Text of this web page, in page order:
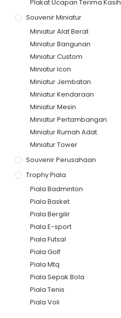
Plakat Ucapan Terima Kasih
Souvenir Miniatur
Miniatur Alat Berat
Miniatur Bangunan
Miniatur Custom
Miniatur Icon
Miniatur Jembatan
Miniatur Kendaraan
Miniatur Mesin
Miniatur Pertambangan
Miniatur Rumah Adat
Miniatur Tower
Souvenir Perusahaan
Trophy Piala
Piala Badminton
Piala Basket
Piala Bergilir
Piala E-sport
Piala Futsal
Piala Golf
Piala Mtq
Piala Sepak Bola
Piala Tenis
Piala Voli